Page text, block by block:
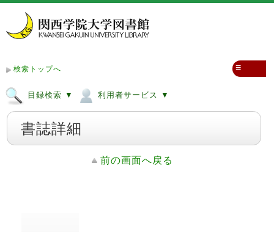
検索トップへ
目録検索 ▼ 利用者サービス ▼
≡
書誌詳細
前の画面へ戻る